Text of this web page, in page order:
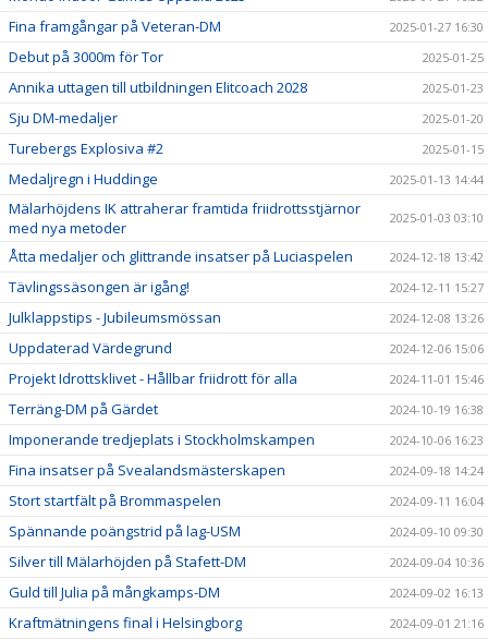
Fina framgångar på Veteran-DM 2025-01-27 16:30
Debut på 3000m för Tor 2025-01-25
Annika uttagen till utbildningen Elitcoach 2028 2025-01-23
Sju DM-medaljer 2025-01-20
Turebergs Explosiva #2 2025-01-15
Medaljregn i Huddinge 2025-01-13 14:44
Mälarhöjdens IK attraherar framtida friidrottsstjärnor
med nya metoder
2025-01-03 03:10
Åtta medaljer och glittrande insatser på Luciaspelen 2024-12-18 13:42
Tävlingssäsongen är igång! 2024-12-11 15:27
Julklappstips - Jubileumsmössan 2024-12-08 13:26
Uppdaterad Värdegrund 2024-12-06 15:06
Projekt Idrottsklivet - Hållbar friidrott för alla 2024-11-01 15:46
Terräng-DM på Gärdet 2024-10-19 16:38
Imponerande tredjeplats i Stockholmskampen 2024-10-06 16:23
Fina insatser på Svealandsmästerskapen 2024-09-18 14:24
Stort startfält på Brommaspelen 2024-09-11 16:04
Spännande poängstrid på lag-USM 2024-09-10 09:30
Silver till Mälarhöjden på Stafett-DM 2024-09-04 10:36
Guld till Julia på mångkamps-DM 2024-09-02 16:13
Kraftmätningens final i Helsingborg 2024-09-01 21:16